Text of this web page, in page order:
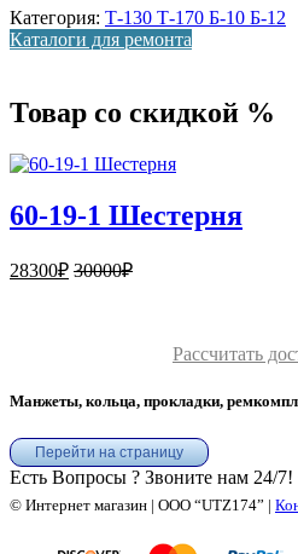
Категория: Т-130 Т-170 Б-10 Б-12
Каталоги для ремонта
Товар со скидкой %
60-19-1 Шестерня
28300₽ 30000₽
Рассчитать
Манжеты, кольца, прокладки,
Перейти на страницу
Есть Вопросы ? Звоните нам 24/7!
© Интернет магазин | ООО “UTZ174” |